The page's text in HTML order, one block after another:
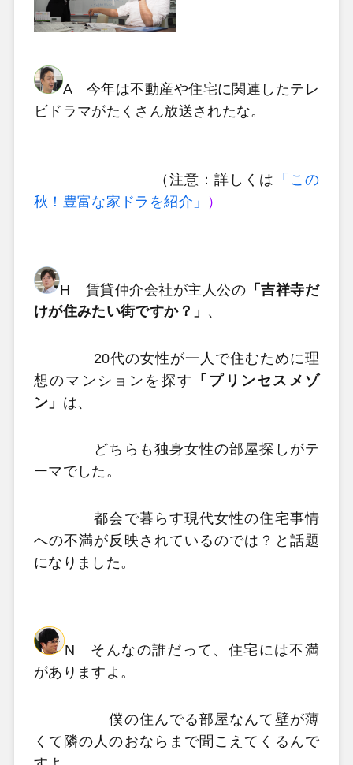
A 今年は不動産や住宅に関連したテレ
ビドラマがたくさん放送されたな。
（注意：詳しくは
「この
秋！豊富な家ドラを紹介」
）
H 賃貸仲介会社が主人公の 「吉祥寺だ
けが住みたい街ですか？」 、
20代の女性が一人で住むために理
想のマンションを探す
「プリンセスメゾ
ン」 は、
どちらも独身女性の部屋探しがテ
ーマでした。
都会で暮らす現代女性の住宅事情
への不満が反映されているのでは？と話題
になりました。
N そんなの誰だって、住宅には不満
がありますよ。
僕の住んでる部屋なんて壁が薄
くて隣の人のおならまで聞こえてくるんで